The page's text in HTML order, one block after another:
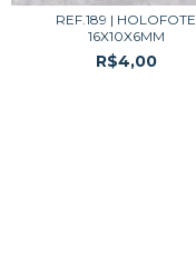
REF.189 | HOLOFOTE
16X10X6MM
R$4,00